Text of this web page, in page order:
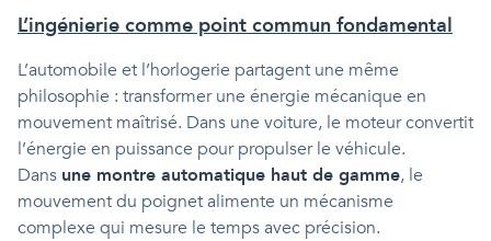
L’ingénierie comme point commun fondamental
L’automobile et l’horlogerie partagent une même
philosophie : transformer une énergie mécanique en
mouvement maîtrisé. Dans une voiture, le moteur convertit
l’énergie en puissance pour propulser le véhicule.
Dans une montre automatique haut de gamme, le
mouvement du poignet alimente un mécanisme
complexe qui mesure le temps avec précision.